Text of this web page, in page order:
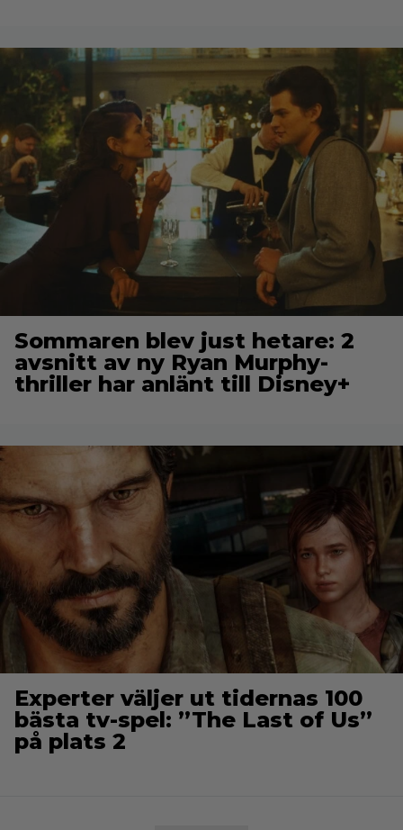
Sommaren blev just hetare: 2
avsnitt av ny Ryan Murphy-
thriller har anlänt till Disney+
Experter väljer ut tidernas 100
bästa tv-spel: ”The Last of Us”
på plats 2